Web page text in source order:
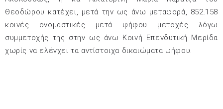
Θεοδώρου κατέχει, μετά την ως άνω μεταφορά, 852.158
κοινές ονομαστικές μετά ψήφου μετοχές λόγω
συμμετοχής της στην ως άνω Κοινή Επενδυτική Μερίδα
χωρίς να ελέγχει τα αντίστοιχα δικαιώματα ψήφου.